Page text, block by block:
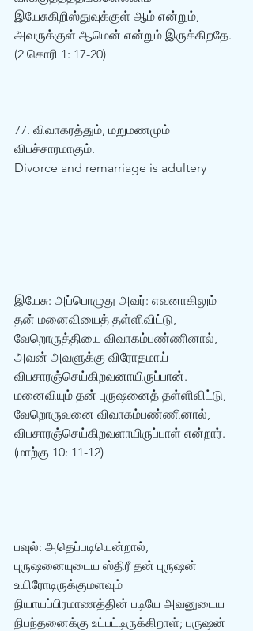
இயேசுகிறிஸ்துவுக்குள் ஆம் என்றும்,
அவருக்குள் ஆமென் என்றும் இருக்கிறதே.
(2 கொரி 1: 17-20)
77. விவாகரத்தும், மறுமணமும்
விபச்சாரமாகும்.
Divorce and remarriage is adultery
இயேசு: அப்பொழுது அவர்: எவனாகிலும்
தன் மனைவியைத் தள்ளிவிட்டு,
வேறொருத்தியை விவாகம்பண்ணினால்,
அவன் அவளுக்கு விரோதமாய்
விபசாரஞ்செய்கிறவனாயிருப்பான்.
மனைவியும் தன் புருஷனைத் தள்ளிவிட்டு,
வேறொருவனை விவாகம்பண்ணினால்,
விபசாரஞ்செய்கிறவளாயிருப்பாள் என்றார்.
(மாற்கு 10: 11-12)
பவுல்: அதெப்படியென்றால்,
புருஷனையுடைய ஸ்திரீ தன் புருஷன்
உயிரோடிருக்குமளவும்
நியாயப்பிரமாணத்தின் படியே அவனுடைய
நிபந்தனைக்கு உட்பட்டிருக்கிறாள்; புருஷன்